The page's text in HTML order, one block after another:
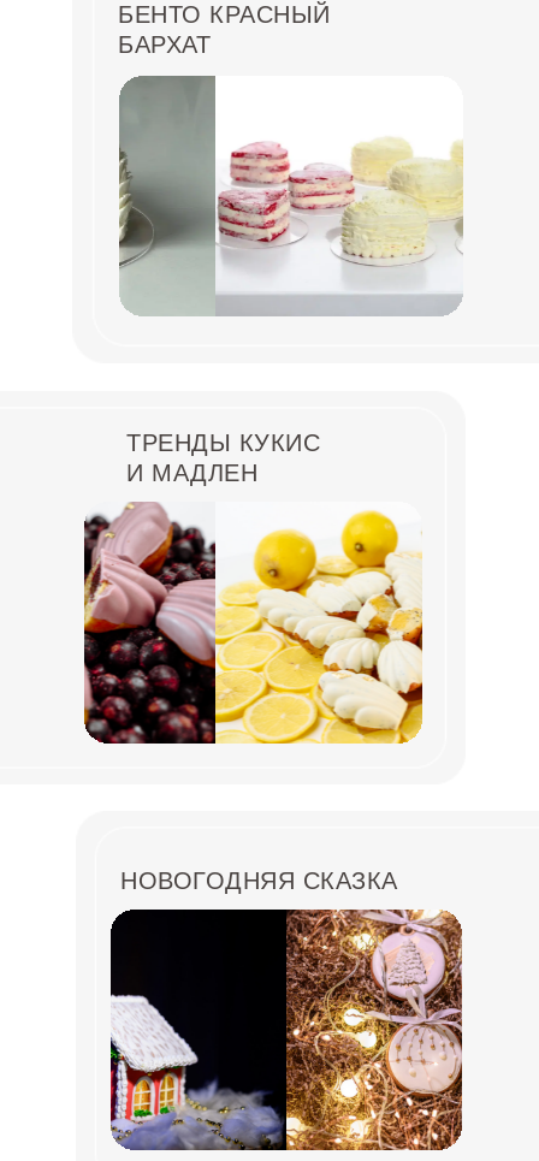
БЕНТО КРАСНЫЙ
БАРХАТ
ТРЕНДЫ КУКИС
И МАДЛЕН
НОВОГОДНЯЯ СКАЗКА